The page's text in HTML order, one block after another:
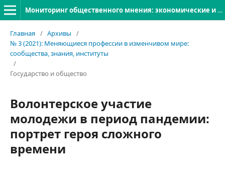
Мониторинг общественного мнения: экономические и социальные перемены
Главная / Архивы
/
№ 3 (2021): Меняющиеся профессии в изменчивом мире:
сообщества, знания, институты
/
Государство и общество
Волонтерское участие
молодежи в период пандемии:
портрет героя сложного
времени